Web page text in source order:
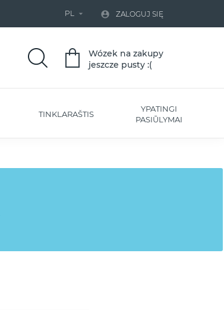
PL   ZALOGUJ SIĘ
Wózek na zakupy
jeszcze pusty :(
TINKLARAŠTIS
YPATINGI
PASIŪLYMAI